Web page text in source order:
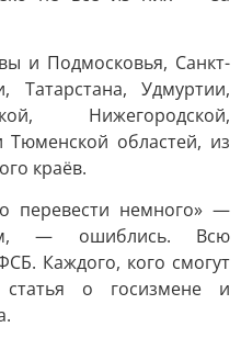
и Подмосковья, Санкт-
Татарстана, Удмуртии,
Нижегородской,
областей, из
краёв.
перевести немного» —
— ошиблись. Всю
Каждого, кого смогут
статья о госизмене и